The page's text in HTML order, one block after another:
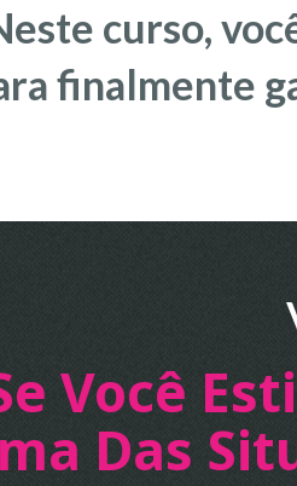
curso,
finalmente
Você
Das